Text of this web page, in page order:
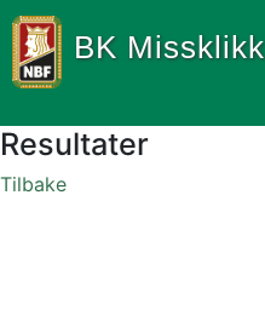
BK Missklikk
Resultater
Tilbake